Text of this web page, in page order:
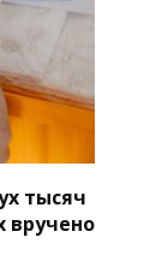
тысяч
вручено